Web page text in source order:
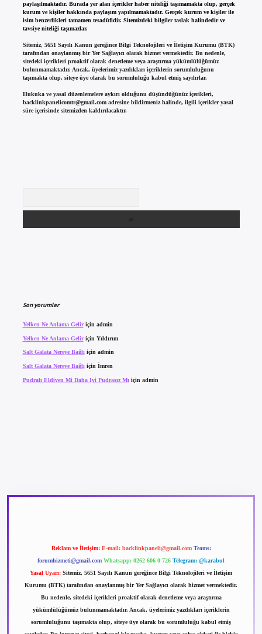
paylaşılmaktadır. Burada yer alan içerikler haber niteliği taşımamakta olup, gerçek
kurum ve kişiler hakkında paylaşım yapılmamaktadır. Gerçek kurum ve kişiler ile
isim benzerlikleri tamamen tesadüfidir. Sitemizdeki bilgiler taslak halindedir ve
tavsiye niteliği taşımazlar.
Sitemiz, 5651 Sayılı Kanun gereğince Bilgi Teknolojileri ve İletişim Kurumu (BTK)
tarafından onaylanmış bir Yer Sağlayıcı olarak hizmet vermektedir. Bu nedenle,
sitedeki içerikleri proaktif olarak denetleme veya araştırma yükümlülüğümüz
bulunmamaktadır. Ancak, üyelerimiz yazdıkları içeriklerin sorumluluğunu
taşımakta olup, siteye üye olarak bu sorumluluğu kabul etmiş sayılırlar.
Hukuka ve yasal düzenlemelere aykırı olduğunu düşündüğünüz içerikleri,
backlinkpanelicomtr@gmail.comadresine bildirmeniz halinde, ilgili içerikler yasal
süre içerisinde sitemizden kaldırılacaktır.
Son yorumlar
Yelken Ne Anlama Geliriçin admin
Yelken Ne Anlama Geliriçin Yıldırım
Salt Galata Nereye Bağlıiçin admin
Salt Galata Nereye Bağlı için İmren
Pudralı Eldiven Mi Daha Iyi Pudrasız Mı için admin
Reklam ve İletişim: E-mail: backlinkpaneli@gmail.com Teams:
forumhizmeti@gmail.com Whatsapp: 0262 606 0 726 Telegram: @karabul
Yasal Uyarı: Sitemiz, 5651 Sayılı Kanun gereğince Bilgi Teknolojileri ve İletişim
Kurumu (BTK) tarafından onaylanmış bir Yer Sağlayıcı olarak hizmet vermektedir.
Bu nedenle, sitedeki içerikleri proaktif olarak denetleme veya araştırma
yükümlülüğümüz bulunmamaktadır. Ancak, üyelerimiz yazdıkları içeriklerin
sorumluluğunu taşımakta olup, siteye üye olarak bu sorumluluğu kabul etmiş